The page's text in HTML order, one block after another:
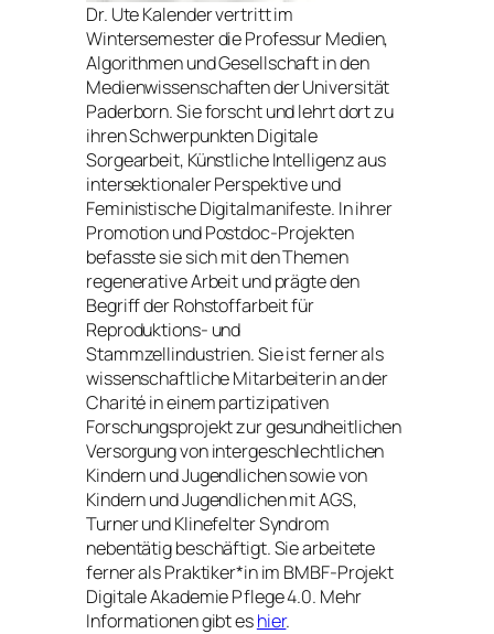
Dr. Ute Kalender vertritt im
Wintersemester die Professur Medien,
Algorithmen und Gesellschaft in den
Medienwissenschaften der Universität
Paderborn. Sie forscht und lehrt dort zu
ihren Schwerpunkten Digitale
Sorgearbeit, Künstliche Intelligenz aus
intersektionaler Perspektive und
Feministische Digitalmanifeste. In ihrer
Promotion und Postdoc-Projekten
befasste sie sich mit den Themen
regenerative Arbeit und prägte den
Begriff der Rohstoffarbeit für
Reproduktions- und
Stammzellindustrien. Sie ist ferner als
wissenschaftliche Mitarbeiterin an der
Charité in einem partizipativen
Forschungsprojekt zur gesundheitlichen
Versorgung von intergeschlechtlichen
Kindern und Jugendlichen sowie von
Kindern und Jugendlichen mit AGS,
Turner und Klinefelter Syndrom
nebentätig beschäftigt. Sie arbeitete
ferner als Praktiker*in im BMBF-Projekt
Digitale Akademie Pflege 4.0. Mehr
Informationen gibt eshier.